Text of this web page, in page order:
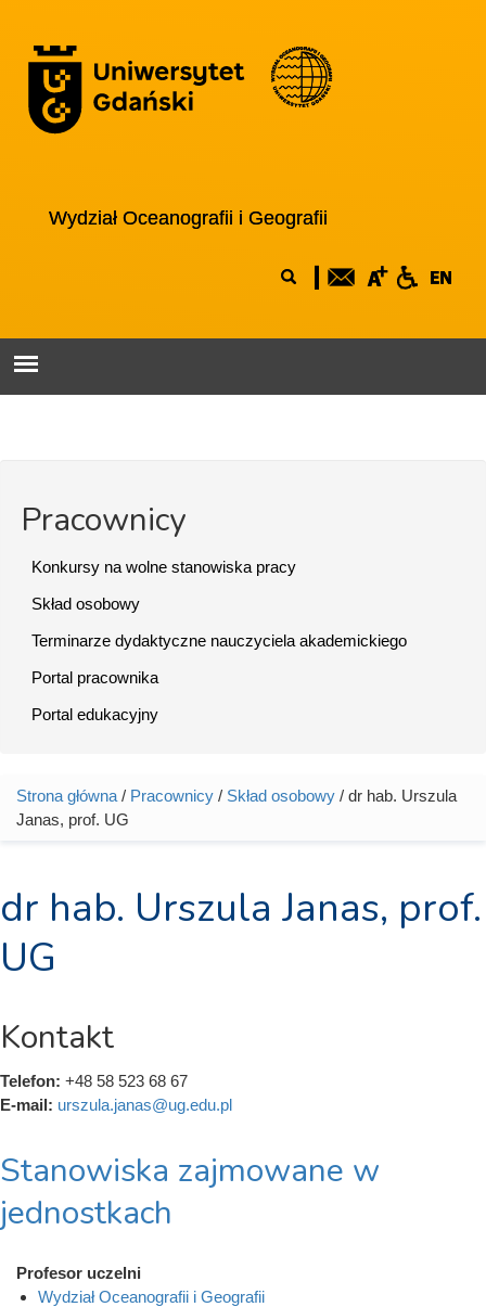
Wydział Oceanografii i Geografii
wyszukiwania
Pracownicy
Konkursy na wolne stanowiska pracy
Skład osobowy
Terminarze dydaktyczne nauczyciela akademickiego
Portal pracownika
Portal edukacyjny
Jesteś tutaj
Strona główna / Pracownicy / Skład osobowy / dr hab. Urszula
Janas, prof. UG
dr hab. Urszula Janas, prof.
UG
Kontakt
Telefon: +48 58 523 68 67
E-mail: urszula.janas@ug.edu.pl
Stanowiska zajmowane w
jednostkach
Profesor uczelni
Wydział Oceanografii i Geografii